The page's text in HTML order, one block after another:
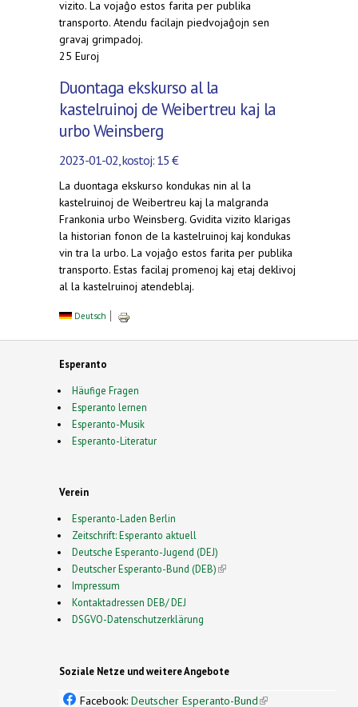
vizito. La vojaĝo estos farita per publika
transporto. Atendu facilajn piedvojaĝojn sen
gravaj grimpadoj.
25 Euroj
Duontaga ekskurso al la
kastelruinoj de Weibertreu kaj la
urbo Weinsberg
2023-01-02, kostoj: 15 €
La duontaga ekskurso kondukas nin al la
kastelruinoj de Weibertreu kaj la malgranda
Frankonia urbo Weinsberg. Gvidita vizito klarigas
la historian fonon de la kastelruinoj kaj kondukas
vin tra la urbo. La vojaĝo estos farita per publika
transporto. Estas facilaj promenoj kaj etaj deklivoj
al la kastelruinoj atendeblaj.
Deutsch
Esperanto
Häufige Fragen
Esperanto lernen
Esperanto-Musik
Esperanto-Literatur
Verein
Esperanto-Laden Berlin
Zeitschrift: Esperanto aktuell
Deutsche Esperanto-Jugend (DEJ)
Deutscher Esperanto-Bund (DEB)(link is external)
Impressum
Kontaktadressen DEB/ DEJ
DSGVO-Datenschutzerklärung
Soziale Netze und weitere Angebote
Facebook: Deutscher Esperanto-Bund(link is